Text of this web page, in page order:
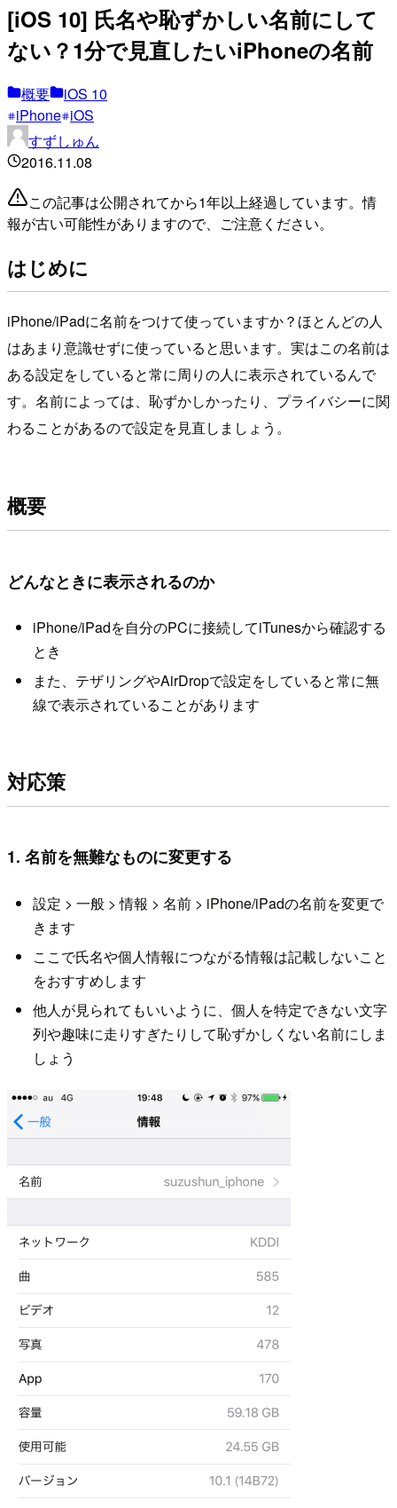
[iOS 10] 氏名や恥ずかしい名前にして
ない？1分で見直したいiPhoneの名前
概要
iOS 10
iPhone iOS
すずしゅん
2016.11.08
この記事は公開されてから1年以上経過しています。情
報が古い可能性がありますので、ご注意ください。
はじめに
iPhone/iPadに名前をつけて使っていますか？ほとんどの人
はあまり意識せずに使っていると思います。実はこの名前は
ある設定をしていると常に周りの人に表示されているんで
す。名前によっては、恥ずかしかったり、プライバシーに関
わることがあるので設定を見直しましょう。
概要
どんなときに表示されるのか
iPhone/iPadを自分のPCに接続してiTunesから確認する
とき
また、テザリングやAirDropで設定をしていると常に無
線で表示されていることがあります
対応策
1. 名前を無難なものに変更する
設定 > 一般 > 情報 > 名前 > iPhone/iPadの名前を変更で
きます
ここで氏名や個人情報につながる情報は記載しないこと
をおすすめします
他人が見られてもいいように、個人を特定できない文字
列や趣味に走りすぎたりして恥ずかしくない名前にしま
しょう